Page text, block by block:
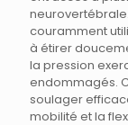
couramment
à étirer
la pression
endommagés.
soulager
mobilité et la